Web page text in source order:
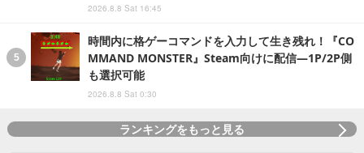
2026.8.8 Sat 16:45
時間内に格ゲーコマンドを入力して生き残れ！『CO
MMAND MONSTER』Steam向けに配信―1P/2P側
も選択可能
2026.8.8 Sat 0:30
ランキングをもっと見る